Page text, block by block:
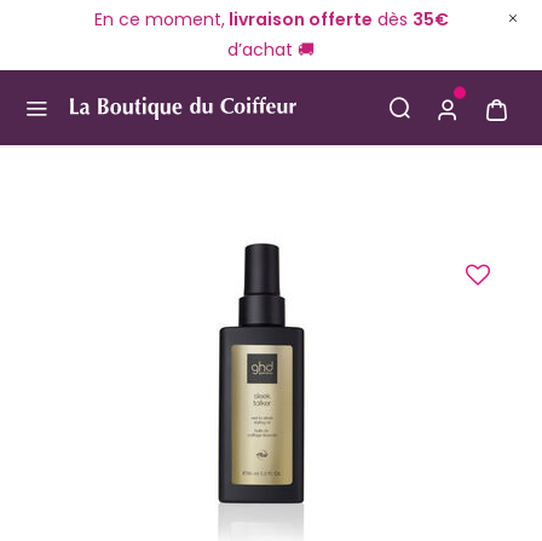
En ce moment,livraison offerte dès 35€
d’achat 🚚